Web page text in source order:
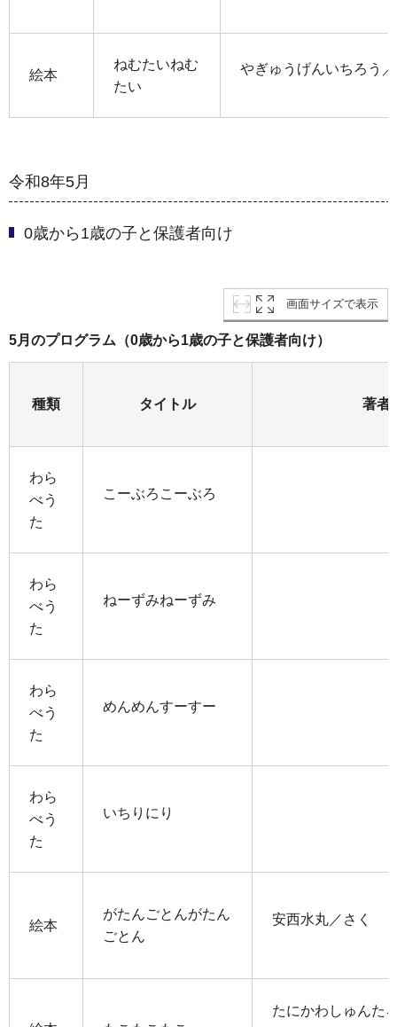
絵本
ねむたいねむ
たい
やぎゅうげんいちろう
令和8年5月
0歳から1歳の子と保護者向け
画面サイズで表示
5月のプログラム（0歳から1歳の子と保護者向け）
種類 タイトル 著者
わら
べう
た
こーぶろこーぶろ
わら
べう
た
ねーずみねーずみ
わら
べう
た
めんめんすーすー
わら
べう
た
いちりにり
絵本
がたんごとんがたん
ごとん
安西水丸／さく
たにかわしゅんた